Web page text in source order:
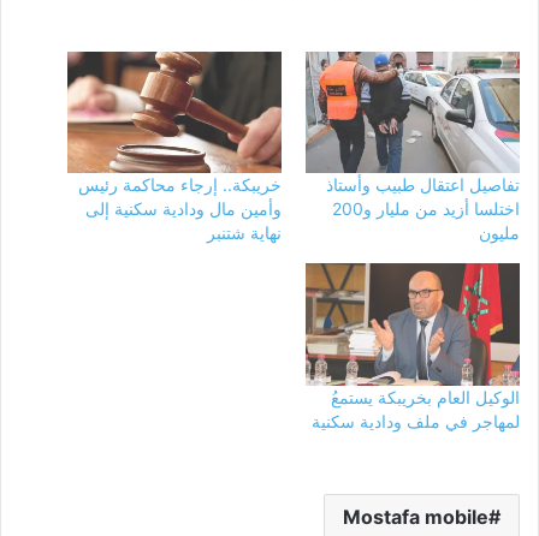
تفاصيل اعتقال طبيب وأستاذ
اختلسا أزيد من مليار و200
مليون
خريبكة.. إرجاء محاكمة رئيس
وأمين مال ودادية سكنية إلى
نهاية شتنبر
الوكيل العام بخريبكة يستمعُ
لمهاجر في ملف ودادية سكنية
Mostafa mobile